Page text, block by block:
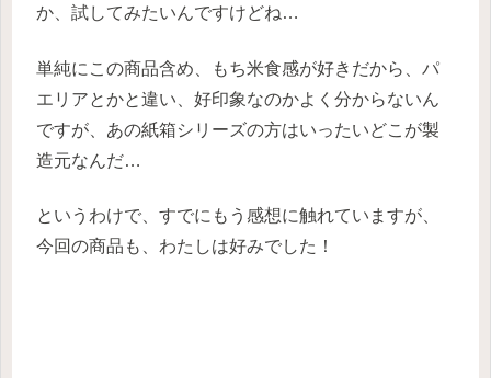
か、試してみたいんですけどね…
単純にこの商品含め、もち米食感が好きだから、パ
エリアとかと違い、好印象なのかよく分からないん
ですが、あの紙箱シリーズの方はいったいどこが製
造元なんだ…
というわけで、すでにもう感想に触れていますが、
今回の商品も、わたしは好みでした！